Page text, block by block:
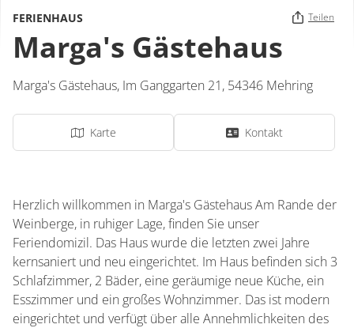
FERIENHAUS Teilen
Marga's Gästehaus
Marga's Gästehaus, Im Ganggarten 21, 54346 Mehring
Karte Kontakt
Herzlich willkommen in Marga's Gästehaus Am Rande der
Weinberge, in ruhiger Lage, finden Sie unser
Feriendomizil. Das Haus wurde die letzten zwei Jahre
kernsaniert und neu eingerichtet. Im Haus befinden sich 3
Schlafzimmer, 2 Bäder, eine geräumige neue Küche, ein
Esszimmer und ein großes Wohnzimmer. Das ist modern
eingerichtet und verfügt über alle Annehmlichkeiten des